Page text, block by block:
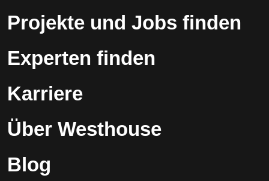
Projekte und Jobs finden
Experten finden
Karriere
Über Westhouse
Blog